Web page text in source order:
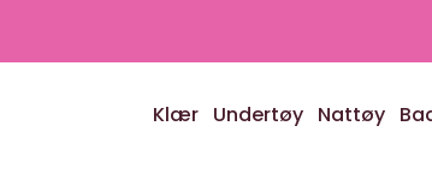
Klær Undertøy Nattøy